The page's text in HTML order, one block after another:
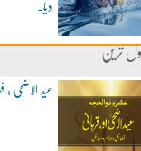
دیا۔
ترین
عید الاضحی :